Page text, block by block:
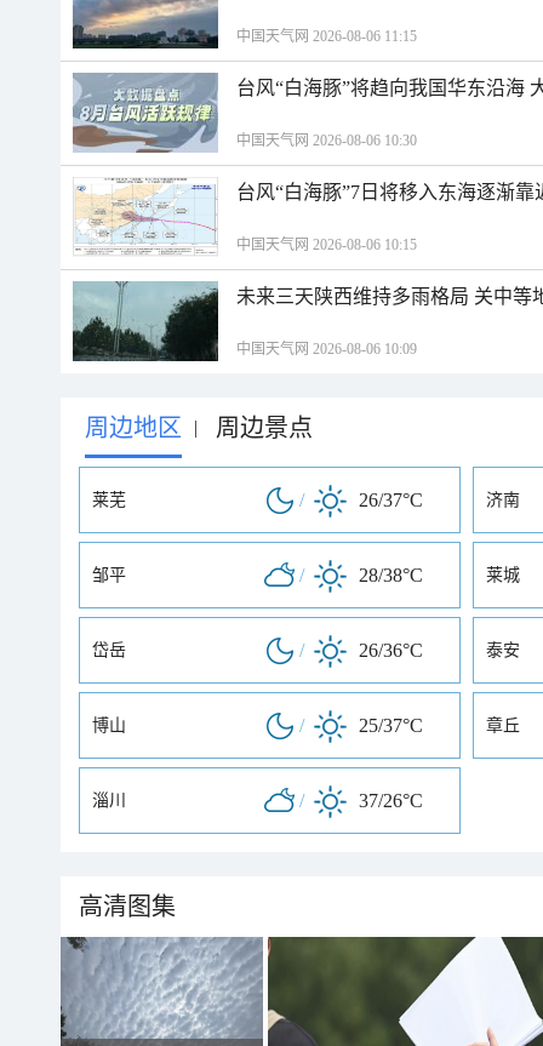
中国天气网 2026-08-06 11:15
台风“白海豚”将趋向我国华东沿海
中国天气网 2026-08-06 10:30
台风“白海豚”7日将移入东海逐渐
中国天气网 2026-08-06 10:15
未来三天陕西维持多雨格局 关中等
中国天气网 2026-08-06 10:09
周边地区 | 周边景点
莱芜 / 26/37°C 济南
邹平 / 28/38°C 莱城
岱岳 / 26/36°C 泰安
博山 / 25/37°C 章丘
淄川 / 37/26°C
高清图集